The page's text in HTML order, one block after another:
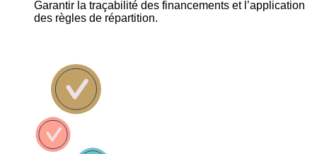
Garantir la traçabilité des financements et l’application
des règles de répartition.